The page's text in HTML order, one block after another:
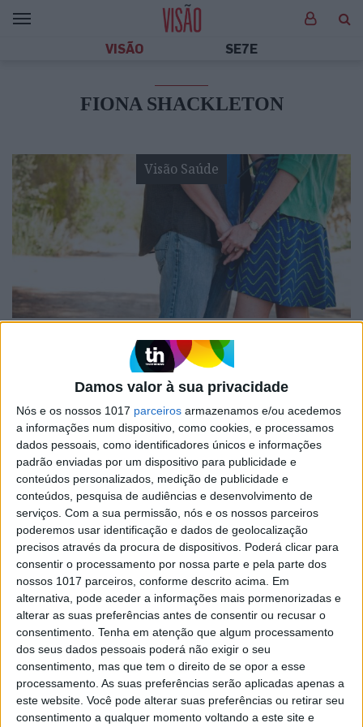
Damos valor à sua privacidade
Nós e os nossos 1017 parceiros armazenamos e/ou acedemos
a informações num dispositivo, como cookies, e processamos
dados pessoais, como identificadores únicos e informações
padrão enviadas por um dispositivo para publicidade e
conteúdos personalizados, medição de publicidade e
conteúdos, pesquisa de audiências e desenvolvimento de
serviços. Com a sua permissão, nós e os nossos parceiros
poderemos usar identificação e dados de geolocalização
precisos através da procura de dispositivos. Poderá clicar para
consentir o processamento por nossa parte e pela parte dos
nossos 1017 parceiros, conforme descrito acima. Em
alternativa, pode aceder a informações mais pormenorizadas e
alterar as suas preferências antes de consentir ou recusar o
consentimento. Tenha em atenção que algum processamento
dos seus dados pessoais poderá não exigir o seu
consentimento, mas que tem o direito de se opor a esse
processamento. As suas preferências serão aplicadas apenas a
este website. Você pode alterar suas preferências ou retirar seu
consentimento a qualquer momento voltando a este site e
VISÃO SE7E
FIONA SHACKLETON
Visão Saúde
As 10 perguntas a que todos os
casais devem responder se querem
uma relação duradoura
Segundo os especialistas, há casais que, depois de
responderem a estas perguntas, descobrem que
não são compatíveis
SITES DO GRUPO TRUST IN NEWS
Visão Visão Se7e